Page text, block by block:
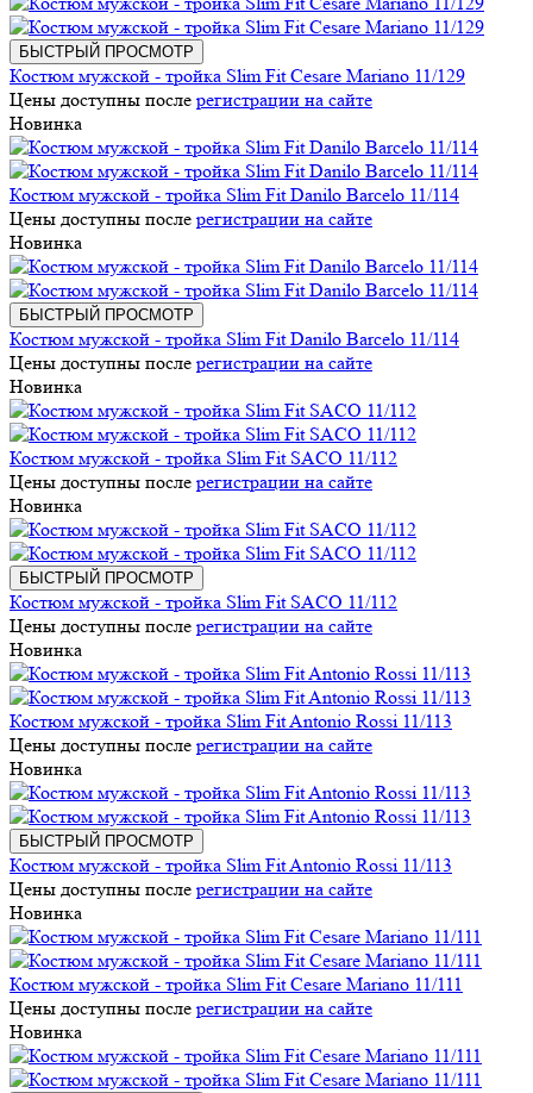
БЫСТРЫЙ ПРОСМОТР
Костюм мужской - тройка Slim Fit Cesare Mariano 11/129
Цены доступны после регистрации на сайте
Новинка
Костюм мужской - тройка Slim Fit Danilo Barcelo 11/114
Цены доступны после регистрации на сайте
Новинка
БЫСТРЫЙ ПРОСМОТР
Костюм мужской - тройка Slim Fit Danilo Barcelo 11/114
Цены доступны после регистрации на сайте
Новинка
Костюм мужской - тройка Slim Fit SACO 11/112
Цены доступны после регистрации на сайте
Новинка
БЫСТРЫЙ ПРОСМОТР
Костюм мужской - тройка Slim Fit SACO 11/112
Цены доступны после регистрации на сайте
Новинка
Костюм мужской - тройка Slim Fit Antonio Rossi 11/113
Цены доступны после регистрации на сайте
Новинка
БЫСТРЫЙ ПРОСМОТР
Костюм мужской - тройка Slim Fit Antonio Rossi 11/113
Цены доступны после регистрации на сайте
Новинка
Костюм мужской - тройка Slim Fit Cesare Mariano 11/111
Цены доступны после регистрации на сайте
Новинка